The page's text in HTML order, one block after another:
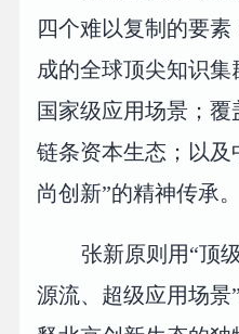
四个难以复制的要
成的全球顶尖知识
国家级应用场景；
链条资本生态；以及
尚创新”的精神传承。
张新原则用“顶
源流、超级应用场